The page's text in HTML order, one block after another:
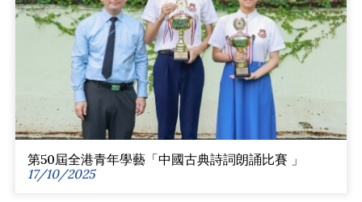
第50屆全港青年學藝「中國古典詩詞朗誦比賽 」
17/10/2025